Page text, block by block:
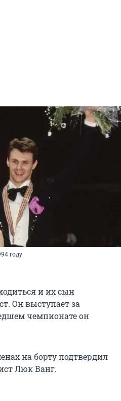
году
и их сын
Он выступает за
чемпионате он
на борту подтвердил
Люк Ванг.